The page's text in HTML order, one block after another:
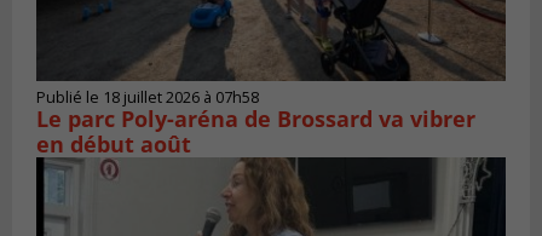
Publié le 18 juillet 2026 à 07h58
Le parc Poly-aréna de Brossard va vibrer
en début août